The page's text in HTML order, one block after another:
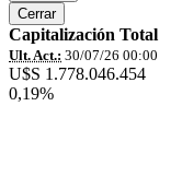
Cerrar
Capitalización Total
Ult. Act.: 30/07/26 00:00
U$S 1.778.046.454
0,19%